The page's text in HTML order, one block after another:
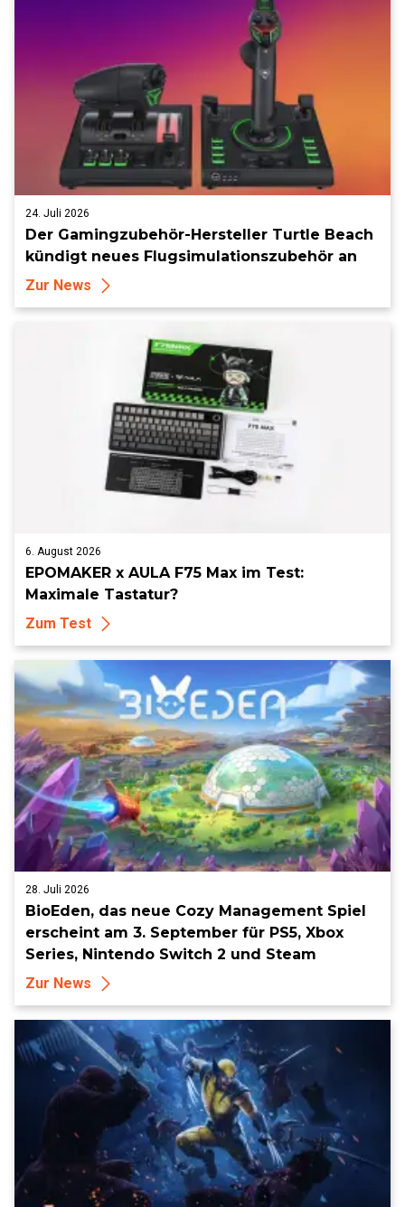
24. Juli 2026
Der Gamingzubehör-Hersteller Turtle Beach
kündigt neues Flugsimulationszubehör an
Zur News
6. August 2026
EPOMAKER x AULA F75 Max im Test:
Maximale Tastatur?
Zum Test
28. Juli 2026
BioEden, das neue Cozy Management Spiel
erscheint am 3. September für PS5, Xbox
Series, Nintendo Switch 2 und Steam
Zur News